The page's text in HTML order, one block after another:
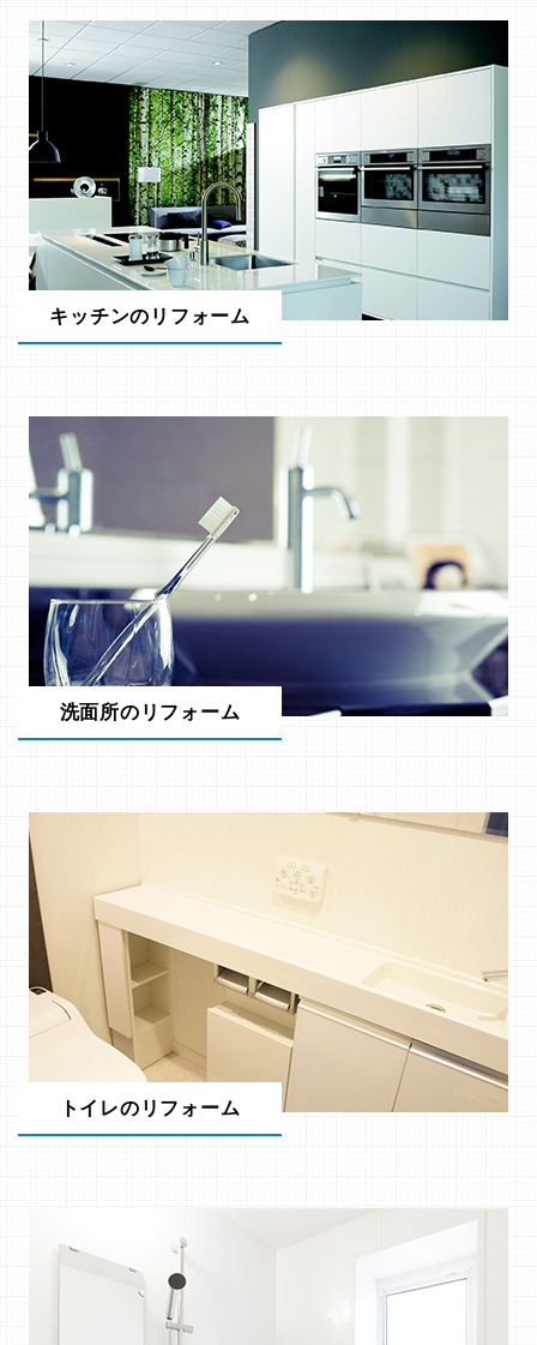
キッチンのリフォーム
洗面所のリフォーム
トイレのリフォーム